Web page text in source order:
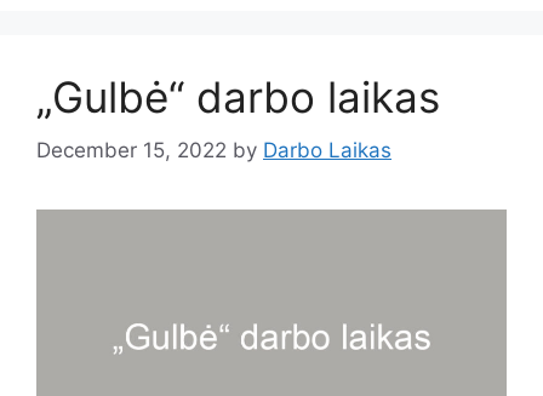
„Gulbė“ darbo laikas
December 15, 2022 by Darbo Laikas